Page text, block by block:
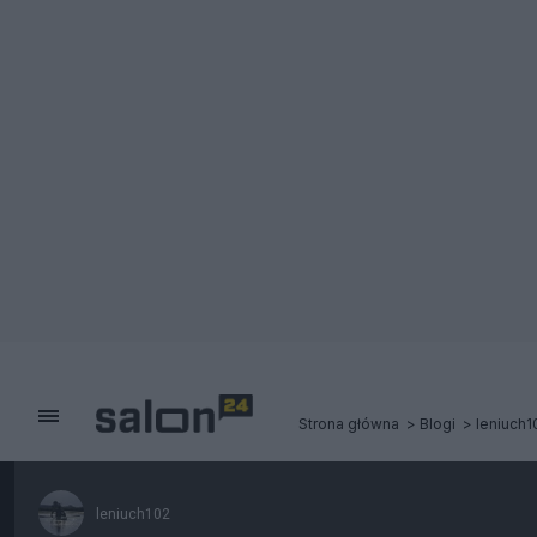
Strona główna Blogi
leniuch102